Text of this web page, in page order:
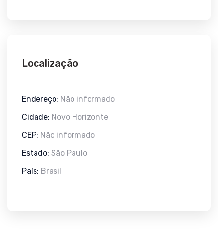
Localização
Endereço: Não informado
Cidade: Novo Horizonte
CEP: Não informado
Estado: São Paulo
País: Brasil